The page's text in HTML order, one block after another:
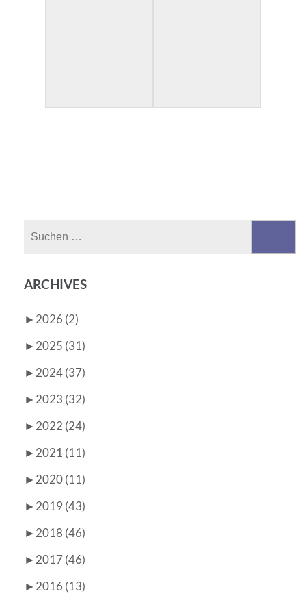
ARCHIVES
► 2026 (2)
► 2025 (31)
► 2024 (37)
► 2023 (32)
► 2022 (24)
► 2021 (11)
► 2020 (11)
► 2019 (43)
► 2018 (46)
► 2017 (46)
► 2016 (13)